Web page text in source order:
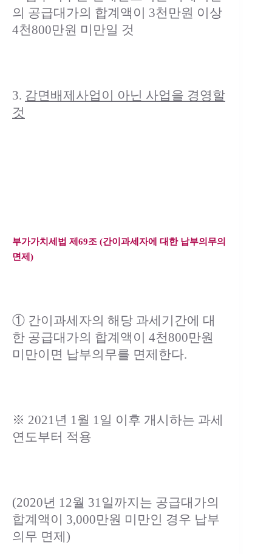
의 공급대가의 합계액이 3천만원 이상
4천800만원 미만일 것
3. 감면배제사업이 아닌 사업을 경영할
것
부가가치세법 제69조 (간이과세자에 대한 납부의무의
면제)
① 간이과세자의 해당 과세기간에 대
한 공급대가의 합계액이 4천800만원
미만이면 납부의무를 면제한다.
※ 2021년 1월 1일 이후 개시하는 과세
연도부터 적용
(2020년 12월 31일까지는 공급대가의
합계액이 3,000만원 미만인 경우 납부
의무 면제)